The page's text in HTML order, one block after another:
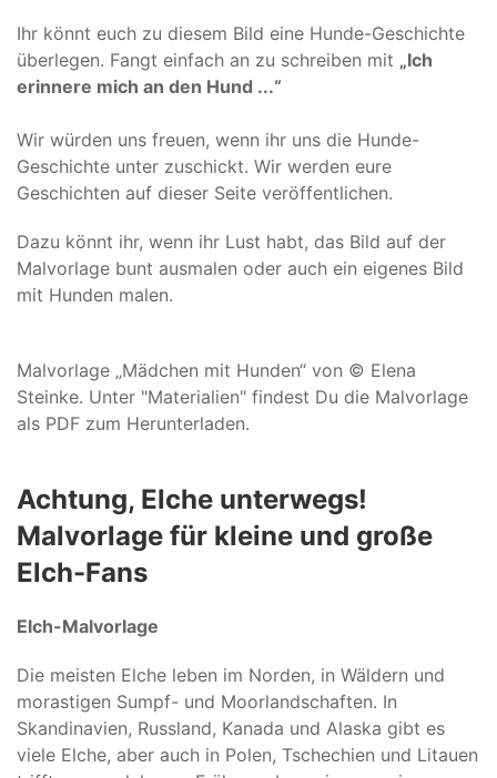
Ihr könnt euch zu diesem Bild eine Hunde-Geschichte
überlegen. Fangt einfach an zu schreiben mit „Ich
erinnere mich an den Hund ...“
Wir würden uns freuen, wenn ihr uns die Hunde-
Geschichte unter zuschickt. Wir werden eure
Geschichten auf dieser Seite veröffentlichen.
Dazu könnt ihr, wenn ihr Lust habt, das Bild auf der
Malvorlage bunt ausmalen oder auch ein eigenes Bild
mit Hunden malen.
Malvorlage „Mädchen mit Hunden“ von © Elena
Steinke. Unter "Materialien" findest Du die Malvorlage
als PDF zum Herunterladen.
Achtung, Elche unterwegs!
Malvorlage für kleine und große
Elch-Fans
Elch-Malvorlage
Die meisten Elche leben im Norden, in Wäldern und
morastigen Sumpf- und Moorlandschaften. In
Skandinavien, Russland, Kanada und Alaska gibt es
viele Elche, aber auch in Polen, Tschechien und Litauen